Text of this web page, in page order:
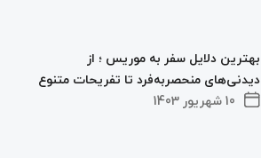
10 شهریور 1403
بهترین دلایل سفر به موریس ؛ از
دیدنی‌های منحصربه‌فرد تا تفریحات متنوع